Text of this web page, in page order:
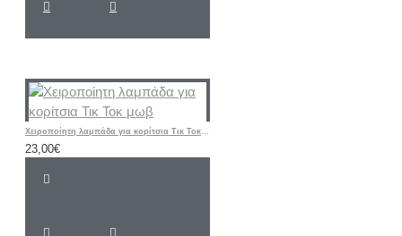
Χειροποίητη λαμπάδα για κορίτσια Τικ Τοκ μωβ
23,00€